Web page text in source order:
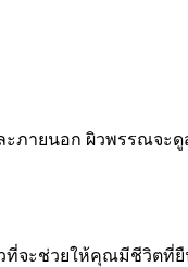
ายนอก ผิวพรรณจะดู
ที่จะช่วยให้คุณมีชีวิตที่